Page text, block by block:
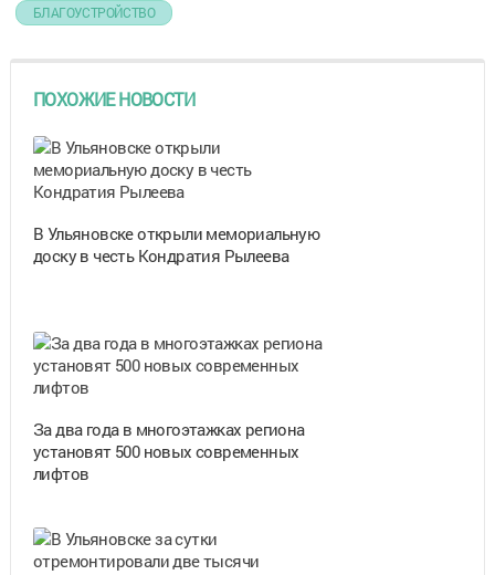
БЛАГОУСТРОЙСТВО
ПОХОЖИЕ НОВОСТИ
В Ульяновске открыли мемориальную
доску в честь Кондратия Рылеева
За два года в многоэтажках региона
установят 500 новых современных
лифтов